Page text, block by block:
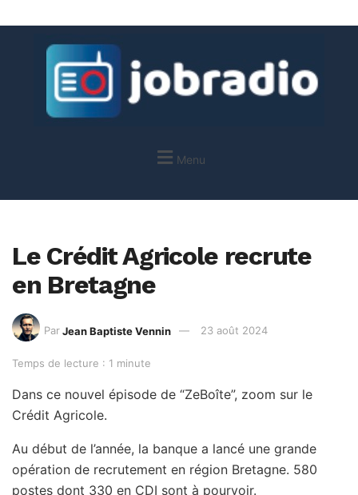
Menu
Le Crédit Agricole recrute
en Bretagne
Par Jean Baptiste Vennin 23 août 2024
Temps de lecture : 1 minute
Dans ce nouvel épisode de “ZeBoîte”, zoom sur le
Crédit Agricole.
Au début de l’année, la banque a lancé une grande
opération de recrutement en région Bretagne. 580
postes dont 330 en CDI sont à pourvoir.